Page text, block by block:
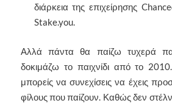
διάρκεια της επιχείρησης
Stake.you.
Αλλά πάντα θα παίζω τυχερά
δοκιμάζω το παιχνίδι από το
μπορείς να συνεχίσεις να έχεις
φίλους που παίζουν. Καθώς δεν